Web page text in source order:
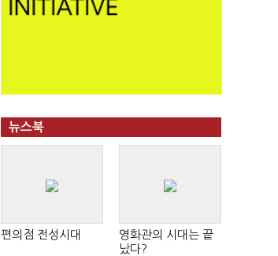
뉴스북
편의점 전성시대
영화관의 시대는 끝
났다?